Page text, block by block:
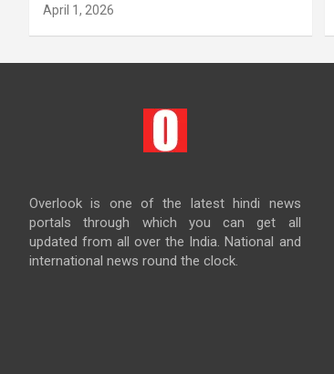
April 1, 2026
Overlook is one of the latest hindi news
portals through which you can get all
updated from all over the India. National and
international news round the clock.